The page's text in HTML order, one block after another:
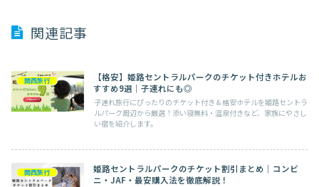
関連記事
関西旅行
【格安】姫路セントラルパークのチケット付きホテルお
すすめ9選｜子連れにも◎
子連れ旅行にぴったりのチケット付き＆格安ホテルを姫路セントラ
ルパーク周辺から厳選！添い寝無料・温泉付きなど、家族にやさし
い宿を紹介します。
関西旅行
姫路セントラルパークのチケット割引まとめ｜コンビ
ニ・JAF・最安購入法を徹底解説！